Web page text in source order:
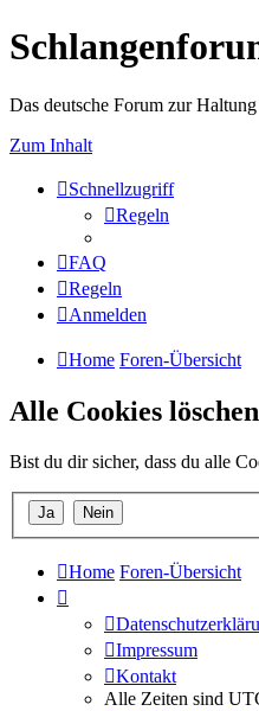
Das deutsche Forum zur
Zum Inhalt
Schnellzugriff
Regeln
FAQ
Regeln
Anmelden
Home Foren-Übersicht
Alle Cookies löschen
Bist du dir sicher, dass du alle
Home Foren-Übersicht
Impressum
Kontakt
Alle Zeiten sind